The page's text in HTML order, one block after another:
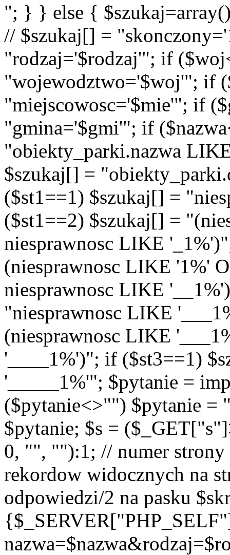
"; } } else {
// $szukaj[] =
"rodzaj='$rodzaj'"; if
"wojewodztwo='$woj'"; if
"miejscowosc='$mie'"; if
"gmina='$gmi'"; if
"obiekty_parki.nazwa
$szukaj[] =
($st1==1) $szukaj[] =
($st1==2) $szukaj[] =
niesprawnosc LIKE
(niesprawnosc LIKE '1%'
niesprawnosc LIKE
"niesprawnosc LIKE
(niesprawnosc LIKE
'____1%')"; if ($st3==1)
'_____1%'"; $pytanie =
($pytanie<>"") $pytanie =
$pytanie; $s =
0, "", ""):1; // numer
rekordow widocznych na
odpowiedzi/2 na pasku